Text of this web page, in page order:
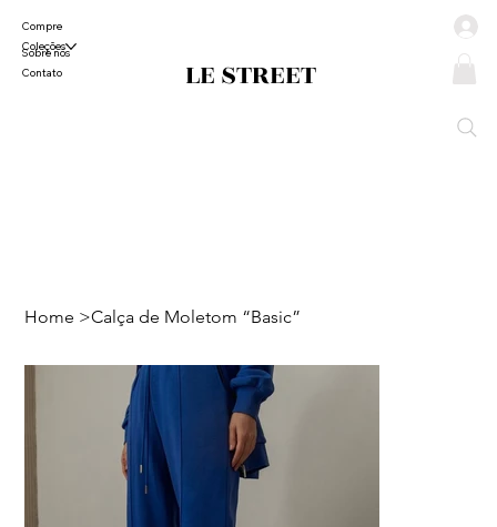
LE STREET
Compre
Coleções
Sobre nós
Contato
Home >Calça de Moletom “Basic”